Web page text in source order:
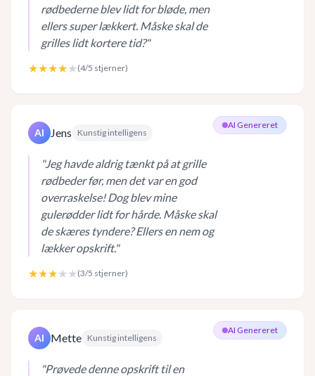
rødbederne blev lidt for bløde, men
ellers super lækkert. Måske skal de
grilles lidt kortere tid?"
★★★★★ (4/5 stjerner)
AI Genereret
AI Jens Kunstig intelligens
"Jeg havde aldrig tænkt på at grille
rødbeder før, men det var en god
overraskelse! Dog blev mine
gulerødder lidt for hårde. Måske skal
de skæres tyndere? Ellers en nem og
lækker opskrift."
★★★★★ (3/5 stjerner)
AI Genereret
AI Mette Kunstig intelligens
"Prøvede denne opskrift til en